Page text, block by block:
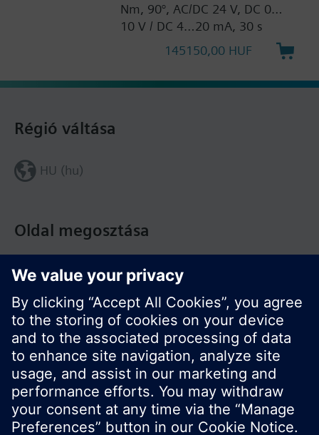
Nm, 90°, AC/DC 24 V, DC 0…
10 V / DC 4…20 mA, 30 s
145150,00 HUF
Oldal megosztása
Régió váltása
HU (hu)
© Siemens Switzerland Ltd. Building Technologies
Division - 2016